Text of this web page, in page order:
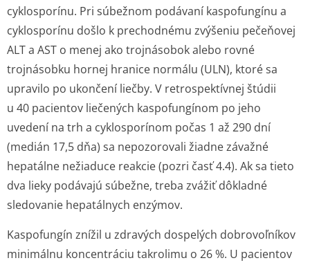
cyklosporínu. Pri súbežnom podávaní kaspofungínu a
cyklosporínu došlo k prechodnému zvýšeniu pečeňovej
ALT a AST o menej ako trojnásobok alebo rovné
trojnásobku hornej hranice normálu (ULN), ktoré sa
upravilo po ukončení liečby. V retrospektívnej štúdii
u 40 pacientov liečených kaspofungínom po jeho
uvedení na trh a cyklosporínom počas 1 až 290 dní
(medián 17,5 dňa) sa nepozorovali žiadne závažné
hepatálne nežiaduce reakcie (pozri časť 4.4). Ak sa tieto
dva lieky podávajú súbežne, treba zvážiť dôkladné
sledovanie hepatálnych enzýmov.
Kaspofungín znížil u zdravých dospelých dobrovoľníkov
minimálnu koncentráciu takrolimu o 26 %. U pacientov